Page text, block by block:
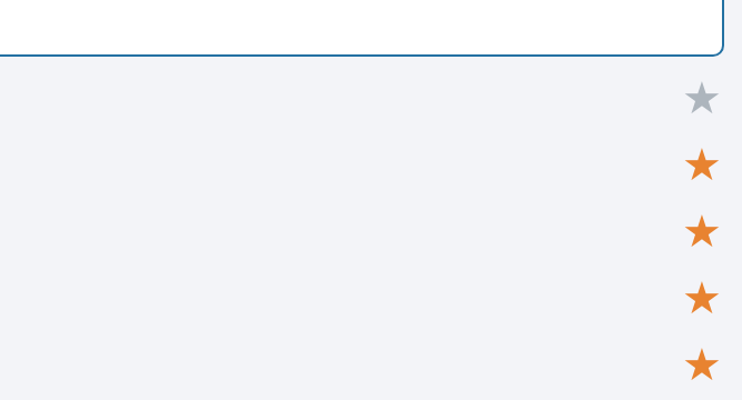
★
★
★
★
★